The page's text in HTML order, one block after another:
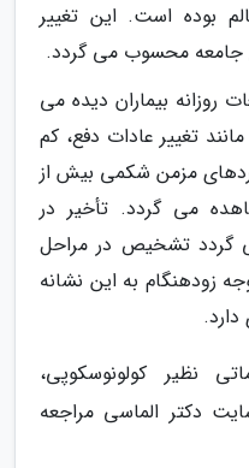
بوده است. این تغییر
جامعه محسوب می گردد.
روزانه بیماران دیده می
تغییر عادات دفع، کم
مزمن شکمی بیش از
می گردد. تأخیر در
گردد تشخیص در مراحل
زودهنگام به این نشانه
نظیر کولونوسکوپی،
دکتر الماسی مراجعه